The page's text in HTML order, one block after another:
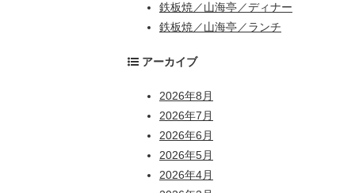
鉄板焼／山海亭／ディナー
鉄板焼／山海亭／ランチ
アーカイブ
2026年8月
2026年7月
2026年6月
2026年5月
2026年4月